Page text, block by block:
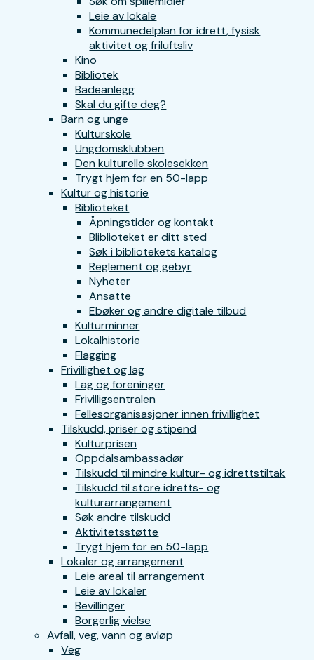
Leie av lokale
Kommunedelplan for idrett, fysisk
aktivitet og friluftsliv
Kino
Bibliotek
Badeanlegg
Skal du gifte deg?
Barn og unge
Kulturskole
Ungdomsklubben
Den kulturelle skolesekken
Trygt hjem for en 50-lapp
Kultur og historie
Biblioteket
Åpningstider og kontakt
Bliblioteket er ditt sted
Søk i bibliotekets katalog
Reglement og gebyr
Nyheter
Ansatte
Ebøker og andre digitale tilbud
Kulturminner
Lokalhistorie
Flagging
Frivillighet og lag
Lag og foreninger
Frivilligsentralen
Fellesorganisasjoner innen frivillighet
Tilskudd, priser og stipend
Kulturprisen
Oppdalsambassadør
Tilskudd til mindre kultur- og idrettstiltak
Tilskudd til store idretts- og
kulturarrangement
Søk andre tilskudd
Aktivitetsstøtte
Trygt hjem for en 50-lapp
Lokaler og arrangement
Leie areal til arrangement
Leie av lokaler
Bevillinger
Borgerlig vielse
Avfall, veg, vann og avløp
Veg